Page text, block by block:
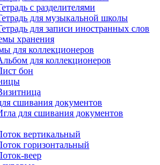
с разделителями
для музыкальной школы
для записи иностранных слов
хранения
для коллекционеров
для коллекционеров
бон
сшивания документов
для сшивания документов
вертикальный
горизонтальный
веер